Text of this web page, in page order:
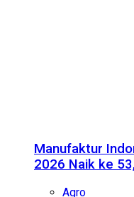
Manufaktur
2026 Naik ke
Agro